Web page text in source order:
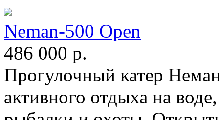
Neman-500 Open
486 000 р.
Прогулочный катер
активного отдыха на